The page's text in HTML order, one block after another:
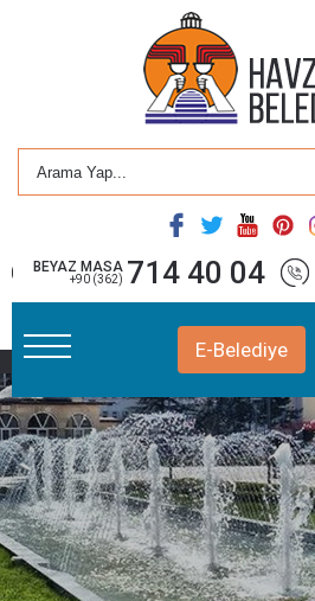
BEYAZ MASA
+90 (362) 714 40 04
E-Belediye